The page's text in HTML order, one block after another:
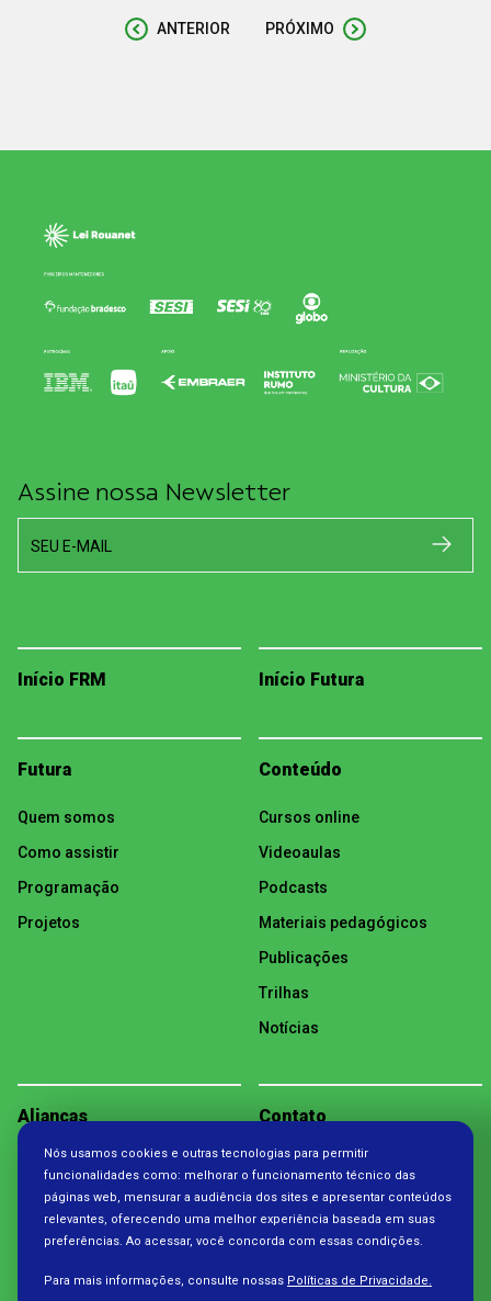
ANTERIOR PRÓXIMO
Assine nossa Newsletter
SEU E-MAIL
Início FRM Início Futura
Futura
Quem somos
Como assistir
Programação
Projetos
Conteúdo
Cursos online
Videoaulas
Podcasts
Materiais pedagógicos
Publicações
Trilhas
Notícias
Alianças Contato
Política de Privacidade
Nós usamos cookies e outras tecnologias para permitir
funcionalidades como: melhorar o funcionamento técnico das
páginas web, mensurar a audiência dos sites e apresentar conteúdos
relevantes, oferecendo uma melhor experiência baseada em suas
preferências. Ao acessar, você concorda com essas condições.
Para mais informações, consulte nossas Políticas de Privacidade.